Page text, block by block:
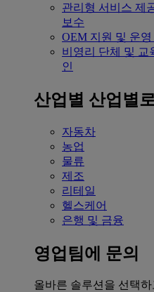
관리형 서비스 제
보수
OEM 지원 및 운
비영리 단체 및 교
인
산업별 산업별
자동차
농업
물류
제조
리테일
헬스케어
은행 및 금융
영업팀에 문의
올바른 솔루션을 선택